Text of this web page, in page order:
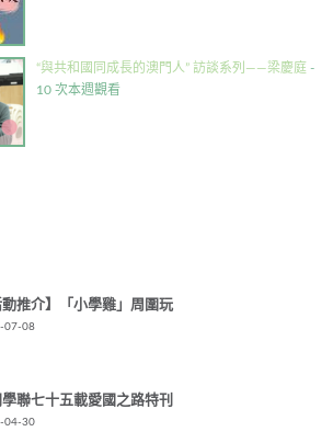
“與共和國同成長的澳門人” 訪談系列——梁慶庭 -
10 次本週觀看
動推介】「小學雞」周圍玩
07-08
聯七十五載愛國之路特刊
04-30